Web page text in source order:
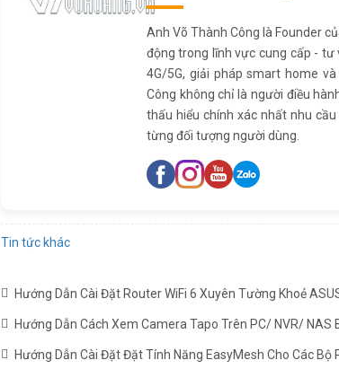
Anh Võ Thành Công là Founder
động trong lĩnh vực cung cấp -
4G/5G, giải pháp smart home
Công không chỉ là người điều
thấu hiểu chính xác nhất nhu
từng đối tượng người dùng.
Tin tức khác
Hướng Dẫn Cài Đặt Router WiFi 6 Xuyên Tường Khoẻ
Hướng Dẫn Cách Xem Camera Tapo Trên PC/ NVR/ NAS
Hướng Dẫn Cài Đặt Đặt Tính Năng EasyMesh Cho Các Bộ